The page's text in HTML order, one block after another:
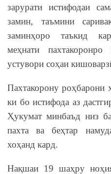
зарурати истифодаи
замин, таъмини
заминҳоро таъкид
меҳнати
устувори соҳаи
Пахтакорону роҳбарони
ки бо истифода аз
Ҳукумат минбаъд низ
пахта ва беҳтар
хоҳанд кард.
Нақшаи 19 шаҳру